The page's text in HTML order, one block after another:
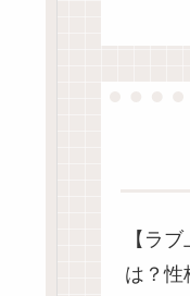
【ラ
は？性